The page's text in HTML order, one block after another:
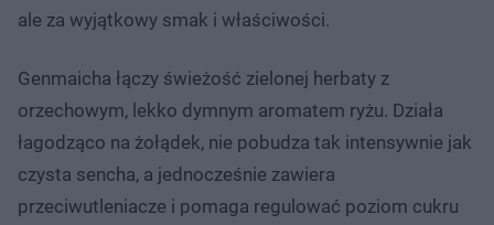
ale za wyjątkowy smak i właściwości.
Genmaicha łączy świeżość zielonej herbaty z
orzechowym, lekko dymnym aromatem ryżu. Działa
łagodząco na żołądek, nie pobudza tak intensywnie jak
czysta sencha, a jednocześnie zawiera
przeciwutleniacze i pomaga regulować poziom cukru